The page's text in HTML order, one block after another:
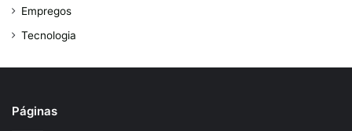
Empregos
Tecnologia
Páginas